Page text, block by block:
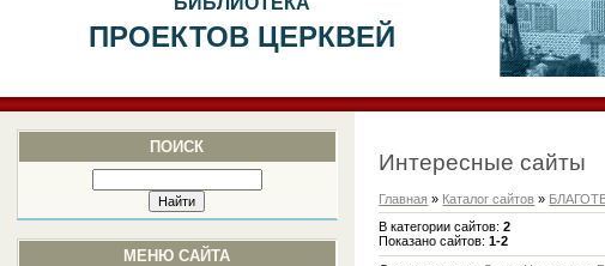
ПРОЕКТОВ ЦЕРКВЕЙ
ПОИСК
МЕНЮ САЙТА
Интересные сайты
Главная » Каталог сайтов »
В категории сайтов:2
Показано сайтов:1-2